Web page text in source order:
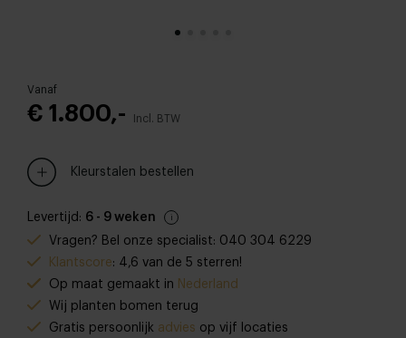
Vanaf
€ 1.800,- Incl. BTW
Kleurstalen bestellen
Levertijd: 6 - 9 weken
Vragen? Bel onze specialist: 040 304 6229
Klantscore: 4,6 van de 5 sterren!
Op maat gemaakt in Nederland
Wij planten bomen terug
Gratis persoonlijk advies op vijf locaties